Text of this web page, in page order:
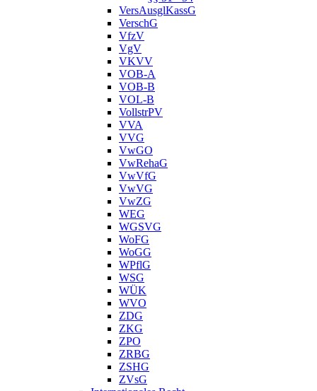
VersAusglKassG
VerschG
VfzV
VgV
VKVV
VOB-A
VOB-B
VOL-B
VollstrPV
VVA
VVG
VwGO
VwRehaG
VwVfG
VwVG
VwZG
WEG
WGSVG
WoFG
WoGG
WPflG
WSG
WÜK
WVO
ZDG
ZKG
ZPO
ZRBG
ZSHG
ZVsG